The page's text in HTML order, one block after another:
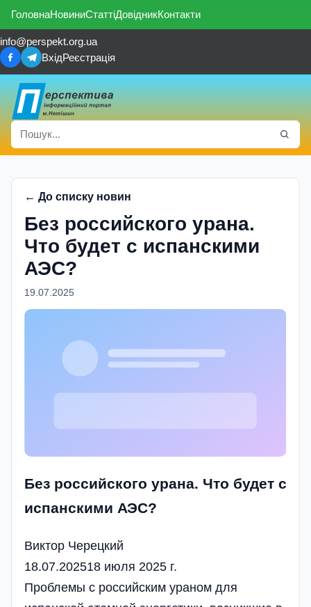
ГоловнаНовиниСтаттіДовідникКонтакти
info@perspekt.org.ua
ВхідРеєстрація
← До списку новин
Без российского урана.
Что будет с испанскими
АЭС?
19.07.2025
Без российского урана. Что будет с
испанскими АЭС?
Виктор Черецкий
18.07.202518 июля 2025 г.
Проблемы с российским ураном для